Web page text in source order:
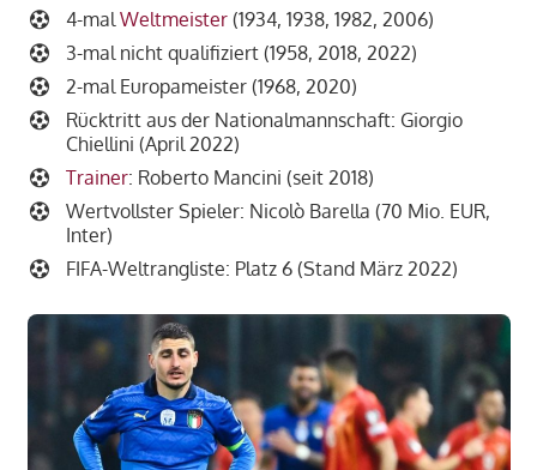
4-malWeltmeister(1934, 1938, 1982, 2006)
3-mal nicht qualifiziert (1958, 2018, 2022)
2-mal Europameister (1968, 2020)
Rücktritt aus der Nationalmannschaft: Giorgio
Chiellini (April 2022)
Trainer: Roberto Mancini (seit 2018)
Wertvollster Spieler: Nicolò Barella (70 Mio. EUR,
Inter)
FIFA-Weltrangliste: Platz 6 (Stand März 2022)